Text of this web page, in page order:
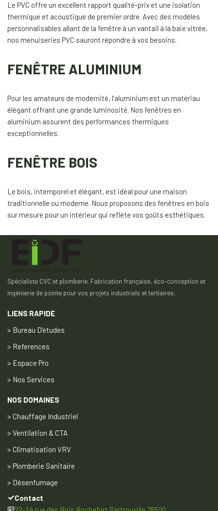
Le PVC offre un excellent rapport qualité-prix et une isolation
thermique et acoustique de premier ordre. Avec des modèles
personnalisables allant de la fenêtre à un vantail à la baie vitrée,
nos menuiseries PVC sauront répondre à vos besoins.
FENÊTRE ALUMINIUM
Pour les amateurs de modernité, l’aluminium est un matériau
élégant offrant une grande luminosité. Nos fenêtres en
aluminium assurent des performances thermiques
exceptionnelles.
FENÊTRE BOIS
Le bois, intemporel et élégant, est idéal pour une maison
traditionnelle ou moderne. Nous proposons des fenêtres en bois
sur mesure pour un intérieur qui reflète vos goûts esthétiques.
Spécialiste CVC et plomberie. Fabrication française, éco-conception et
ingénierie de pointe pour vos projets industriels et tertiaires.
LIENS RAPIDE
> Bureau D'etudes
> References
> Espace Pro
> Nos Services
NOS DOMAINES
> Chauffage Industriel
> Ventilation & CTA
> Climatisation VRV
> Plomberie Sanitaire
> Désenfumage
Contact